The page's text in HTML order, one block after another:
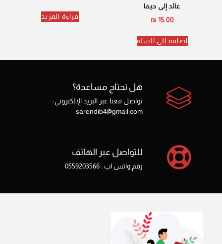
عائد إلى حيفا
₪15.00
إضافة إلى السلة
قراءة المزيد
هل تحتاج مساعدة؟
تواصل معنا عبر البريد الإلكتروني:
sarendib4@gmail.com
للتواصل عبر الهاتف
رقم واتس اب : 0559203566